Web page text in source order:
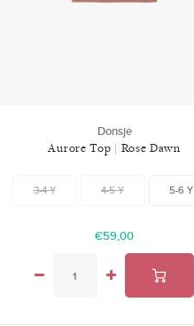
Donsje
Aurore Top | Rose Dawn
3-4 Y 4-5 Y 5-6 Y
€59,00